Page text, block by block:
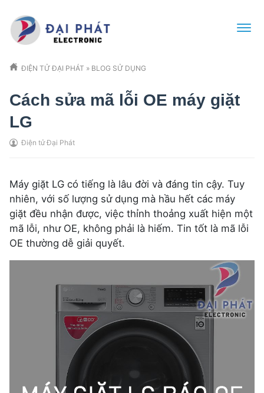
ĐIỆN TỬ ĐẠI PHÁT » BLOG SỬ DỤNG
Cách sửa mã lỗi OE máy giặt
LG
Điện tử Đại Phát
Máy giặt LG có tiếng là lâu đời và đáng tin cậy. Tuy
nhiên, với số lượng sử dụng mà hầu hết các máy
giặt đều nhận được, việc thỉnh thoảng xuất hiện một
mã lỗi, như OE, không phải là hiếm. Tin tốt là mã lỗi
OE thường dễ giải quyết.